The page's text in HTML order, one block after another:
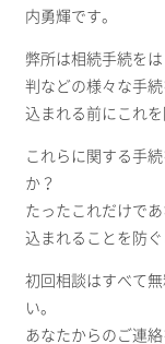
内勇輝です。
弊所は相続手続を
判などの様々な手
込まれる前にこれを
これらに関する手
か？
たったこれだけで
込まれることを防
初回相談はすべて
い。
あなたからのご連